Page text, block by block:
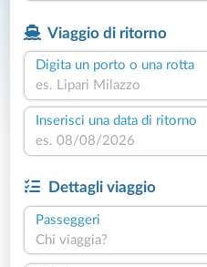
Viaggio di ritorno
Digita un porto o una rotta
Inserisci una data di ritorno
Dettagli viaggio
Passeggeri
Chi viaggia?